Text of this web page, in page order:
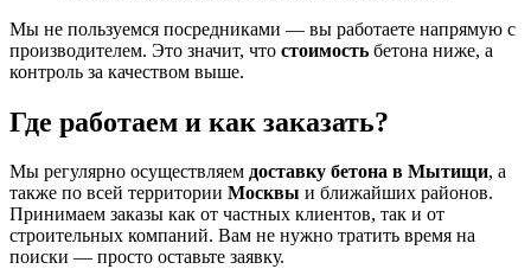
Мы не пользуемся посредниками — вы работаете напрямую с
производителем. Это значит, что стоимость бетона ниже, а
контроль за качеством выше.
Где работаем и как заказать?
Мы регулярно осуществляем доставку бетона в Мытищи, а
также по всей территории Москвы и ближайших районов.
Принимаем заказы как от частных клиентов, так и от
строительных компаний. Вам не нужно тратить время на
поиски — просто оставьте заявку.